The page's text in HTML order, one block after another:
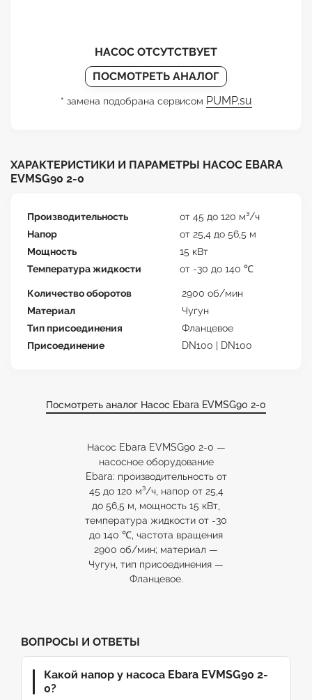
НАСОС ОТСУТСТВУЕТ
ПОСМОТРЕТЬ АНАЛОГ
* замена подобрана сервисом PUMP.su
ХАРАКТЕРИСТИКИ И ПАРАМЕТРЫ НАСОС EBARA
EVMSG90 2-0
Производительность
от 45 до 120 м³/ч
Напор
от 25,4 до 56,5 м
Мощность
15 кВт
Температура жидкости
от -30 до 140 ℃
Количество оборотов
2900 об/мин
Материал
Чугун
Тип присоединения
Фланцевое
Присоединение
DN100 | DN100
Посмотреть аналог Насос Ebara EVMSG90 2-0
Насос Ebara EVMSG90 2-0 —
насосное оборудование
Ebara: производительность от
45 до 120 м³/ч, напор от 25,4
до 56,5 м, мощность 15 кВт,
температура жидкости от -30
до 140 ℃, частота вращения
2900 об/мин; материал —
Чугун, тип присоединения —
Фланцевое.
ВОПРОСЫ И ОТВЕТЫ
Какой напор у насоса Ebara EVMSG90 2-
0?